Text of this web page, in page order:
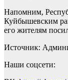
Напомним,
Куйбышевским
его жителям
Источник:
Наши соцсети: